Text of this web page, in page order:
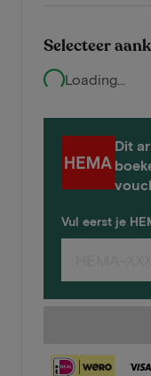
Selecteer
Loading...
Dit
Vul eerst je